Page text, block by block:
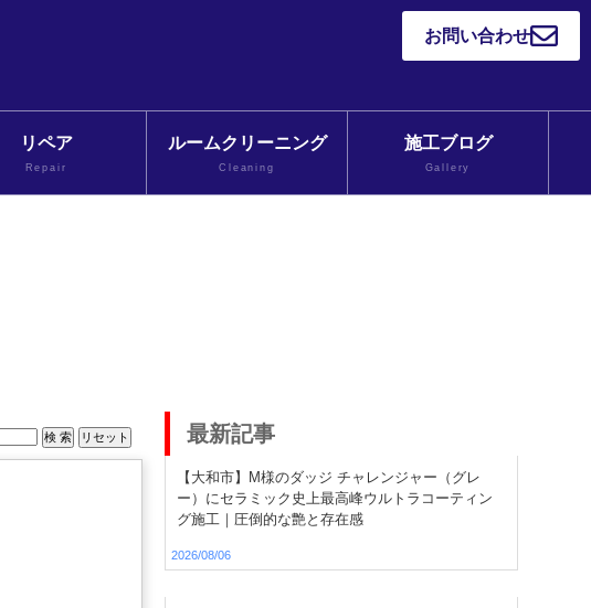
お問い合わせ
リペア
Repair
ルームクリーニング
Cleaning
施工ブログ
Gallery
最新記事
【大和市】M様のダッジ チャレンジャー（グレ
ー）にセラミック史上最高峰ウルトラコーティン
グ施工｜圧倒的な艶と存在感
2026/08/06